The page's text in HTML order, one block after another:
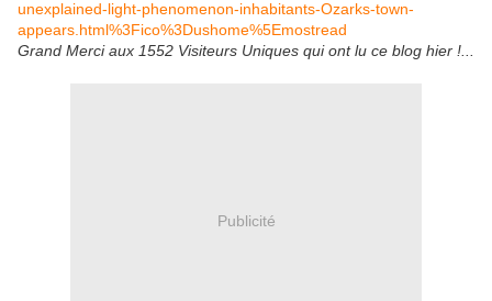
unexplained-light-phenomenon-inhabitants-Ozarks-town-
appears.html%3Fico%3Dushome%5Emostread
Grand Merci aux 1552 Visiteurs Uniques qui ont lu ce blog hier !...
Publicité